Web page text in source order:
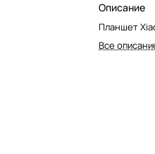
Описание
Планшет
Все